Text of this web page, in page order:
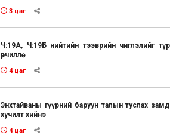
3 цаг
Ч:19А, Ч:19Б нийтийн тээврийн чиглэлийг түр
өөрчиллөө
4 цаг
Энхтайваны гүүрний баруун талын туслах замд
хучилт хийнэ
4 цаг